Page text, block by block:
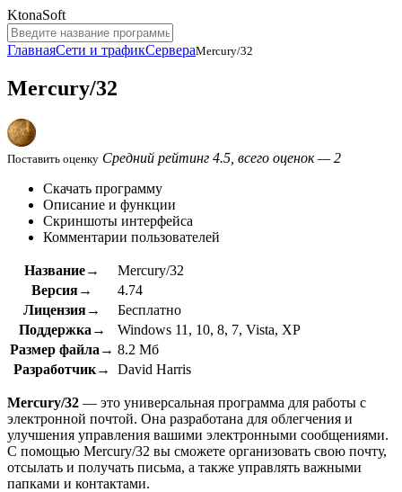
KtonaSoft
ГлавнаяСети и трафикСервераMercury/32
Mercury/32
Поставить оценку Средний рейтинг 4.5, всего оценок — 2
Скачать программу
Описание и функции
Скриншоты интерфейса
Комментарии пользователей
Название→
Mercury/32
Версия→
4.74
Лицензия→
Бесплатно
Поддержка→
Windows 11, 10, 8, 7, Vista, XP
Размер файла→ 8.2 Мб
Разработчик→
David Harris
Mercury/32 — это универсальная программа для работы с
электронной почтой. Она разработана для облегчения и
улучшения управления вашими электронными сообщениями.
С помощью Mercury/32 вы сможете организовать свою почту,
отсылать и получать письма, а также управлять важными
папками и контактами.